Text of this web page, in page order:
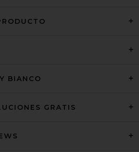
All
anterior:
BIANCO
GRATIS